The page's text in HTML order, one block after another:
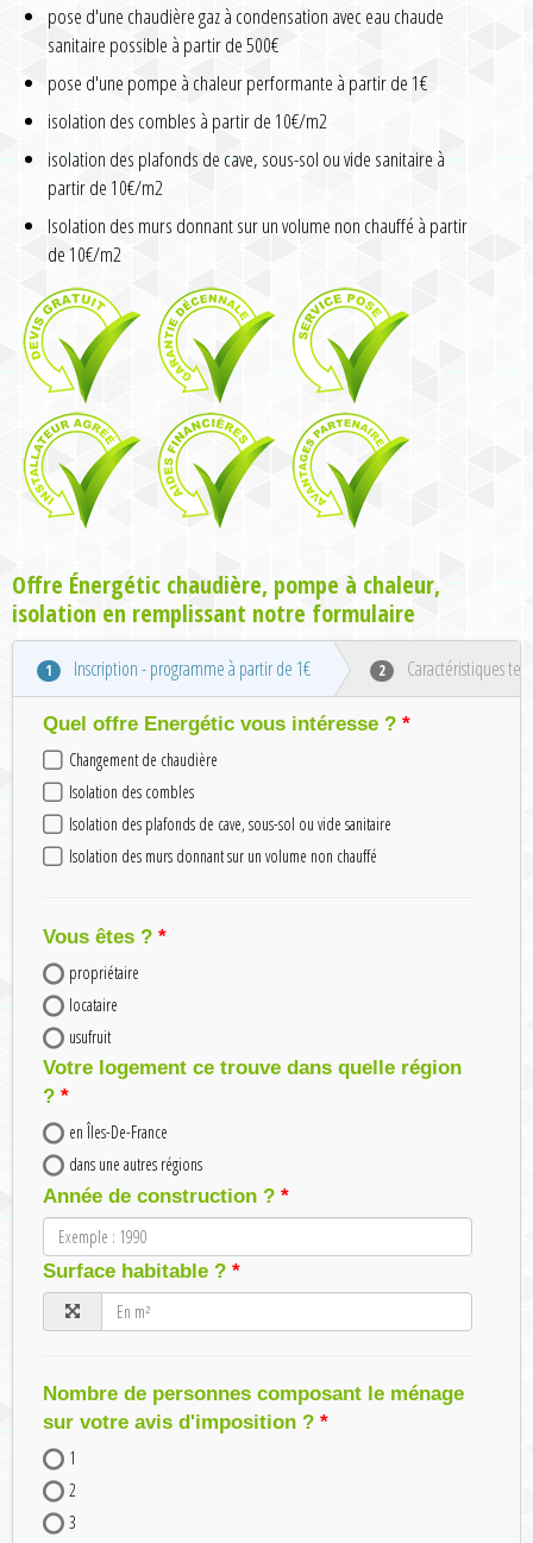
pose d'une chaudière gaz à condensation avec eau chaude
sanitaire possible à partir de 500€
pose d'une pompe à chaleur performante à partir de 1€
isolation des combles à partir de 10€/m2
isolation des plafonds de cave, sous-sol ou vide sanitaire à
partir de 10€/m2
Isolation des murs donnant sur un volume non chauffé à partir
de 10€/m2
Offre Énergétic chaudière, pompe à chaleur,
isolation en remplissant notre formulaire
1 Inscription - programme à partir de 1€ 2 Caractéristiques
Quel offre Energétic vous intéresse ?
Changement de chaudière
Isolation des combles
Isolation des plafonds de cave, sous-sol ou vide sanitaire
Isolation des murs donnant sur un volume non chauffé
Vous êtes ?
propriétaire
locataire
usufruit
Votre logement ce trouve dans quelle région
?
en Îles-De-France
dans une autres régions
Année de construction ?
Surface habitable ?
Nombre de personnes composant le ménage
sur votre avis d'imposition ?
1
2
3